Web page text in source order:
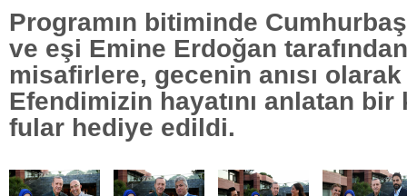
Programın bitiminde
ve eşi Emine Erdoğan
misafirlere, gecenin anısı
Efendimizin hayatını anlatan
fular hediye edildi.